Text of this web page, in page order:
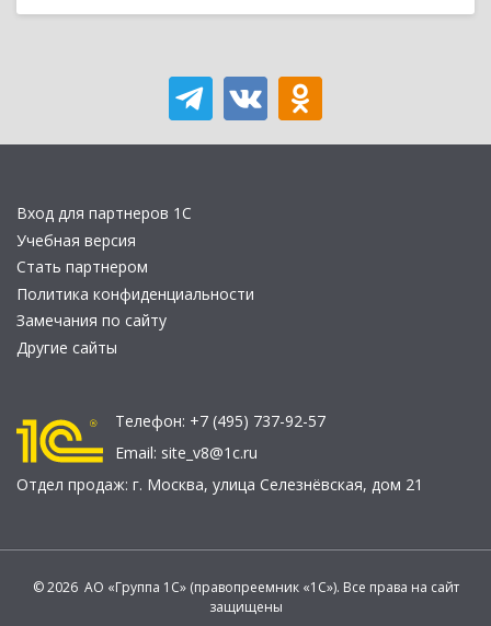
Вход для партнеров 1С
Учебная версия
Стать партнером
Политика конфиденциальности
Замечания по сайту
Другие сайты
Телефон: +7 (495) 737-92-57
Email: site_v8@1c.ru
Отдел продаж: г. Москва, улица Селезнёвская, дом 21
© 2026 АО «Группа 1С» (правопреемник «1С»). Все права на сайт
защищены